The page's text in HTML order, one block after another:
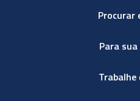
Procurar
Para
Trabalhe